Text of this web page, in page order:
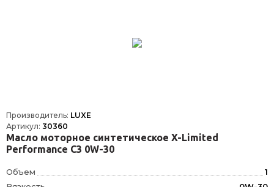
Производитель: LUXE
Артикул: 30360
Масло моторное синтетическое X-Limited
Performance C3 0W-30
Объем
1